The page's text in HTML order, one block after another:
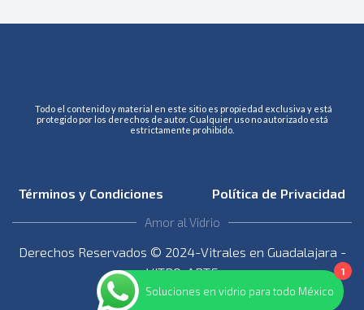
Todo el contenido y material en este sitio es propiedad exclusiva y está
protegido por los derechos de autor. Cualquier uso no autorizado está
estrictamente prohibido.
Términos y Condiciones Política de Privacidad
Amor al Vidrio
Derechos Reservados © 2024-Vitrales en Guadalajara -
VITRO-ARTE
1
Soluciones en vidrio para todo México